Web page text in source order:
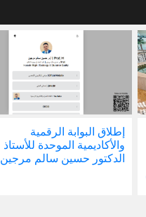
إطلاق البوابة الرقمية
والأكاديمية الموحدة للأستاذ
الدكتور حسين سالم مرجين